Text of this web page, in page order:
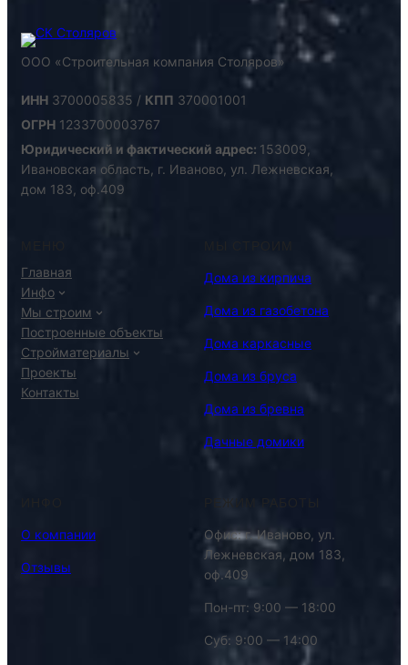
ООО «Строительная компания Столяров»
ИНН 3700005835 / КПП 370001001
ОГРН 1233700003767
Юридический и фактический адрес: 153009,
Ивановская область, г. Иваново, ул. Лежневская,
дом 183, оф.409
Главная
Инфо
Мы строим
Построенные объекты
Стройматериалы
Проекты
Контакты
Дома из кирпича
Дома из газобетона
Дома каркасные
Дома из бруса
Дома из бревна
Дачные домики
О компании
Отзывы
Офис: г. Иваново, ул.
Лежневская, дом 183,
оф.409
Пон-пт: 9:00 — 18:00
Суб: 9:00 — 14:00